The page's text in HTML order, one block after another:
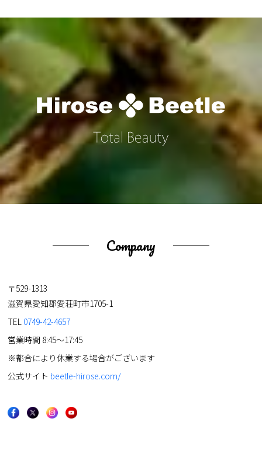
Company
〒529-1313
滋賀県愛知郡愛荘町市1705-1
TEL 0749-42-4657
営業時間 8:45～17:45
※都合により休業する場合がございます
公式サイト beetle-hirose.com/